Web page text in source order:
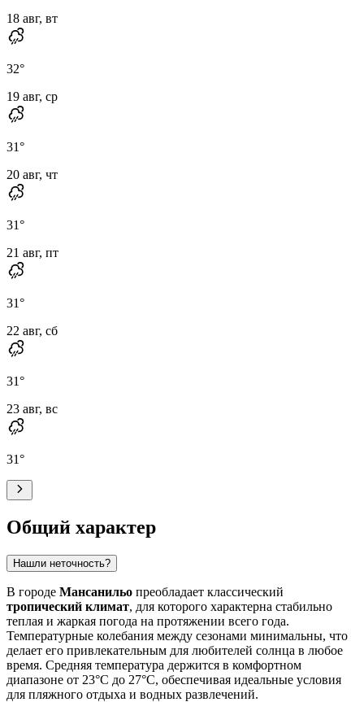
18 авг, вт
32°
19 авг, ср
31°
20 авг, чт
31°
21 авг, пт
31°
22 авг, сб
31°
23 авг, вс
31°
Общий характер
Нашли неточность?
В городе Мансанильо преобладает классический
тропический климат, для которого характерна стабильно
теплая и жаркая погода на протяжении всего года.
Температурные колебания между сезонами минимальны, что
делает его привлекательным для любителей солнца в любое
время. Средняя температура держится в комфортном
диапазоне от 23°C до 27°C, обеспечивая идеальные условия
для пляжного отдыха и водных развлечений.